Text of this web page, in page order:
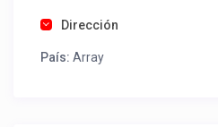
como un profesional sin
Tel contacto propiedad:
Dirección
País: Array